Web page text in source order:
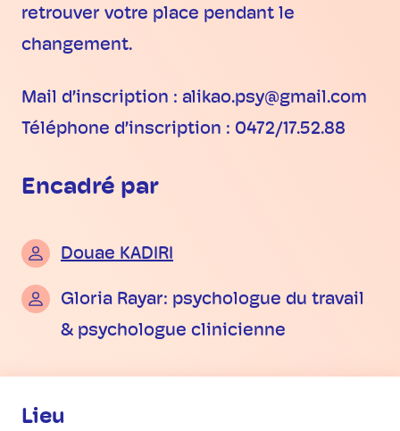
retrouver votre place pendant le
changement.
Mail d’inscription : alikao.psy@gmail.com
Téléphone d’inscription : 0472/17.52.88
Encadré par
Douae KADIRI
Gloria Rayar: psychologue du travail
& psychologue clinicienne
Informations pratiques
Lieu